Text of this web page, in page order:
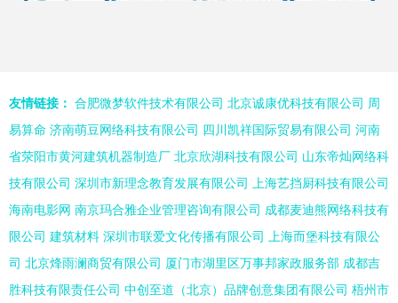
友情链接： 合肥微梦软件技术有限公司 北京诚康优科技有限公司 周
易算命 济南萌豆网络科技有限公司 四川凯祥国际贸易有限公司 河南
省荥阳市黄河建筑机器制造厂 北京欣湖科技有限公司 山东帝灿网络科
技有限公司 深圳市新理念教育发展有限公司
上海艺挡厨科技有限公司
海南电影网 南京玛合雅企业管理咨询有限公司 成都麦迪熊网络科技有
限公司 建筑材料 深圳市联爱文化传播有限公司
上海而堡科技有限公
司 北京烽雨澜商贸有限公司 厦门市湖里区万事邦家政服务部 成都吉
胜科技有限责任公司 中创至道（北京）品牌创意集团有限公司 梧州市